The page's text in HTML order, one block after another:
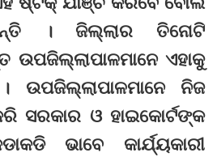
। ଜିଲ୍ଲାର ତିନୋଟି
ଏହାକୁ
ଉପଜିଲ୍ଲାପାଳମାନେ ନିଜ
ସରକାର ଓ ହାଇକୋର୍ଟଙ୍କ
ଭାବେ କାର୍ଯ୍ୟକାରୀ